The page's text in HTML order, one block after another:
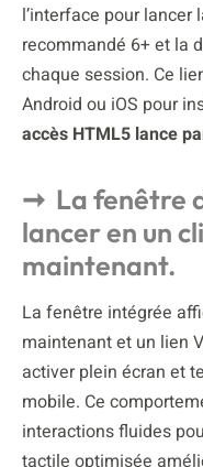
l’interface pour lancer
recommandé 6+ et la
chaque session. Ce
Android ou iOS pour
accès HTML5 lance
La fenêtre
lancer en un
maintenant.
La fenêtre intégrée
maintenant et un lien
activer plein écran et
mobile. Ce
interactions fluides
tactile optimisée